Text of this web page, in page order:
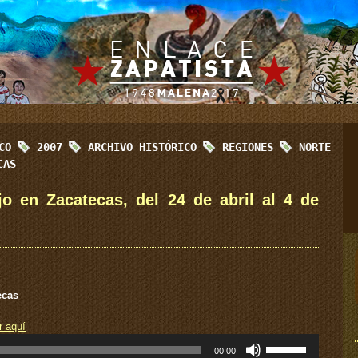
2007 ARCHIVO HISTÓRICO REGIONES
NORTE
en Zacatecas, del 24 de abril al 4 de
aquí
00:00